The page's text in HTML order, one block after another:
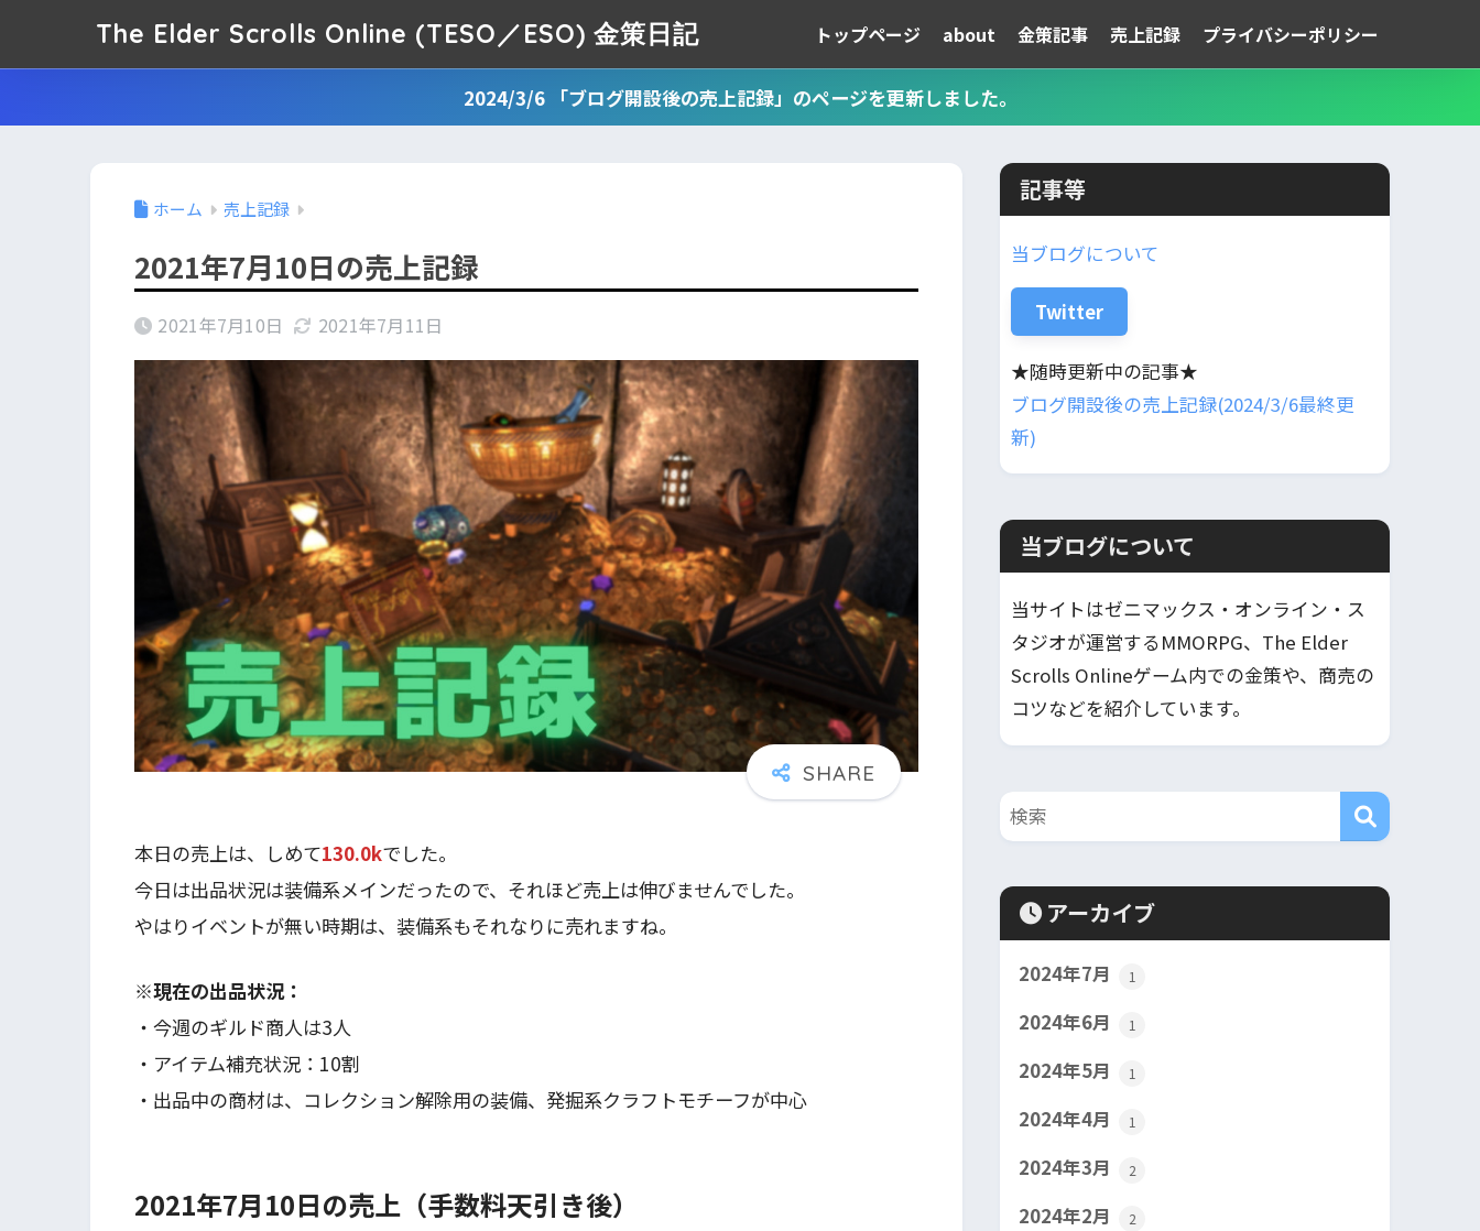
The Elder Scrolls Online (TESO／ESO) 金策日記 トップページ about 金策記事 売上記録 プライバシーポリシー
2024/3/6 「ブログ開設後の売上記録」のページを更新しました。
ホーム 売上記録
2021年7月10日の売上記録
2021年7月10日 2021年7月11日
本日の売上は、しめて130.0kでした。
今日は出品状況は装備系メインだったので、それほど売上は伸びませんでした。
やはりイベントが無い時期は、装備系もそれなりに売れますね。
※現在の出品状況：
・今週のギルド商人は3人
・アイテム補充状況：10割
・出品中の商材は、コレクション解除用の装備、発掘系クラフトモチーフが中心
2021年7月10日の売上（手数料天引き後）
記事等
当ブログについて
Twitter
★随時更新中の記事★
ブログ開設後の売上記録(2024/3/6最終更
新)
当ブログについて
当サイトはゼニマックス・オンライン・ス
タジオが運営するMMORPG、The Elder
Scrolls Onlineゲーム内での金策や、商売の
コツなどを紹介しています。
アーカイブ
2024年7月 1
2024年6月 1
2024年5月 1
2024年4月 1
2024年3月 2
2024年2月 2